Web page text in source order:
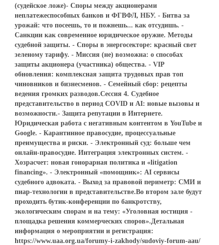
(судейское ложе)- Споры между акционерами
неплатежеспособных банков и ФГВФЛ, НБУ. - Битва за
урожай: что посеешь, то и пожнешь... как отсудишь. -
Санкции как современное юридическое оружие. Методы
судебной защиты. - Споры в энергосекторе: красный свет
зеленому тарифу. - Миссия (не) возможна: о способах
защиты акционера (участника) общества. - VIP
обновления: комплексная защита трудовых прав топ
чиновников и бизнесменов. - Семейный сбор: рецепты
ведения громких разводов.Сессия 4. Судебное
представительство в период COVID и AI: новые вызовы и
возможности.- Защита репутации в Интернете.
Юридическая работа с негативным контентом в YouTube и
Google. - Карантинное правосудие, процессуальные
преимущества и риски. - Электронный суд: больше чем
онлайн-правосудие. Интеграция электронных систем. -
Хозрасчет: новая гонорарная политика и «litigation
financing». - Электронный «помощник»: AI сервисы
судебного адвоката. - Выход за правовой периметр: СМИ и
пиар-технологии в представительстве.Во втором зале будут
проходить бутик-конференции по банкротству,
экологическим спорам и на тему: «Уголовная юстиция -
площадка решения коммерческих споров».Детальная
информация о мероприятии и регистрация:
https://www.uaa.org.ua/forumy-i-zakhody/sudoviy-forum-aau/